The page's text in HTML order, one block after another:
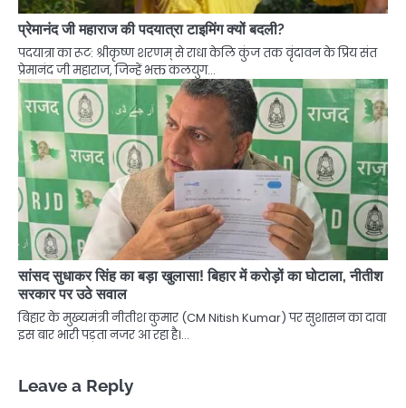
प्रेमानंद जी महाराज की पदयात्रा टाइमिंग क्यों बदली?
पदयात्रा का रूट: श्रीकृष्ण शरणम् से राधा केलि कुंज तक वृंदावन के प्रिय संत
प्रेमानंद जी महाराज, जिन्हें भक्त कलयुग…
सांसद सुधाकर सिंह का बड़ा खुलासा! बिहार में करोड़ों का घोटाला, नीतीश
सरकार पर उठे सवाल
बिहार के मुख्यमंत्री नीतीश कुमार (CM Nitish Kumar) पर सुशासन का दावा
इस बार भारी पड़ता नजर आ रहा है।…
Leave a Reply